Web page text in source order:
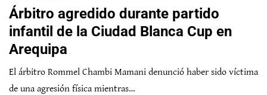
Árbitro agredido durante partido
infantil de la Ciudad Blanca Cup en
Arequipa
El árbitro Rommel Chambi Mamani denunció haber sido víctima
de una agresión física mientras…